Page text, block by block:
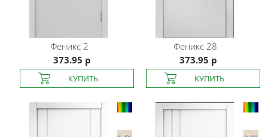
Феникс2
373.95 р
Феникс 28
373.95 р